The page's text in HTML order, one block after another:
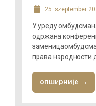
25. szeptember
У уреду
одржана
права народности
опширније →